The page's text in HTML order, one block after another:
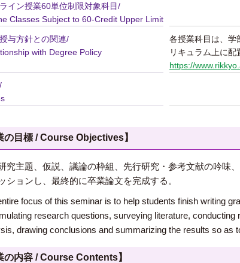
イン授業60単位制限対象科目/
Classes Subject to 60-Credit Upper Limit
与方針との関連/
with Degree Policy
各授業科目は、学
リキュラム上に配
https://
の目標 / Course Objectives】
究主題、仮説、議論の枠組、先行研究・参考文献の吟味
ションし、最終的に卒業論文を完成する。
focus of this seminar is to help students finish writing
research questions, surveying literature,
drawing conclusions and summarizing the results so as
の内容 / Course Contents】